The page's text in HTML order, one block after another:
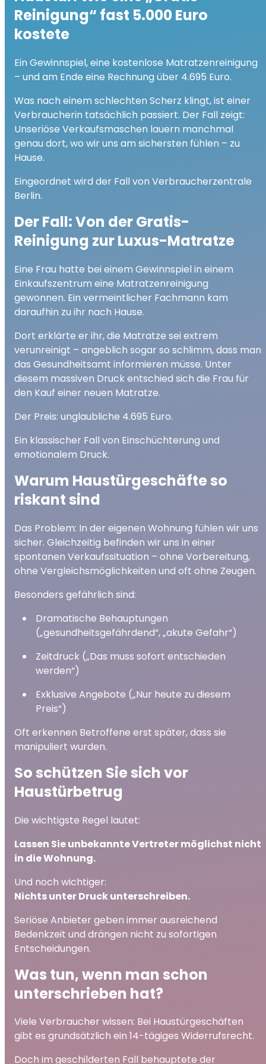
Reinigung“ fast 5.000 Euro
kostete
Ein Gewinnspiel, eine kostenlose Matratzenreinigung
– und am Ende eine Rechnung über 4.695 Euro.
Was nach einem schlechten Scherz klingt, ist einer
Verbraucherin tatsächlich passiert. Der Fall zeigt:
Unseriöse Verkaufsmaschen lauern manchmal
genau dort, wo wir uns am sichersten fühlen – zu
Hause.
Eingeordnet wird der Fall vonVerbraucherzentrale
Berlin.
Der Fall: Von der Gratis-
Reinigung zur Luxus-Matratze
Eine Frau hatte bei einem Gewinnspiel in einem
Einkaufszentrum eine Matratzenreinigung
gewonnen. Ein vermeintlicher Fachmann kam
daraufhin zu ihr nach Hause.
Dort erklärte er ihr, die Matratze sei extrem
verunreinigt – angeblich sogar so schlimm, dass man
das Gesundheitsamt informieren müsse. Unter
diesem massiven Druck entschied sich die Frau für
den Kauf einer neuen Matratze.
Der Preis: unglaubliche 4.695 Euro.
Ein klassischer Fall von Einschüchterung und
emotionalem Druck.
Warum Haustürgeschäfte so
riskant sind
Das Problem: In der eigenen Wohnung fühlen wir uns
sicher. Gleichzeitig befinden wir uns in einer
spontanen Verkaufssituation – ohne Vorbereitung,
ohne Vergleichsmöglichkeiten und oft ohne Zeugen.
Besonders gefährlich sind:
Dramatische Behauptungen
(„gesundheitsgefährdend“, „akute Gefahr“)
Zeitdruck („Das muss sofort entschieden
werden“)
Exklusive Angebote („Nur heute zu diesem
Preis“)
Oft erkennen Betroffene erst später, dass sie
manipuliert wurden.
So schützen Sie sich vor
Haustürbetrug
Die wichtigste Regel lautet:
Lassen Sie unbekannte Vertreter möglichst nicht
in die Wohnung.
Und noch wichtiger:
Nichts unter Druck unterschreiben.
Seriöse Anbieter geben immer ausreichend
Bedenkzeit und drängen nicht zu sofortigen
Entscheidungen.
Was tun, wenn man schon
unterschrieben hat?
Viele Verbraucher wissen: Bei Haustürgeschäften
gibt es grundsätzlich ein 14-tägiges Widerrufsrecht.
Doch im geschilderten Fall behauptete der